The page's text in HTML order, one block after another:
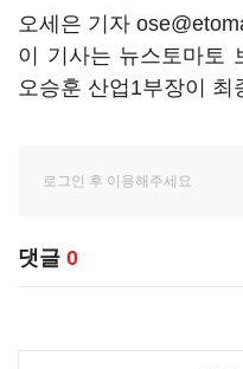
오세은 기자
이 기사는 뉴스토마토
오승훈 산업1부장이 최
댓글 0